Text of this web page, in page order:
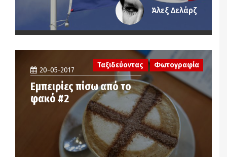
Άλεξ Δελάρζ
20-05-2017
Εμπειρίες πίσω από το
φακό #2
Ταξιδεύοντας Φωτογραφία